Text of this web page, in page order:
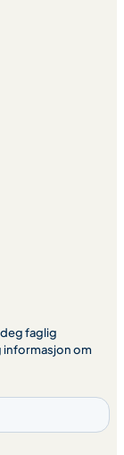
faglig
informasjon om